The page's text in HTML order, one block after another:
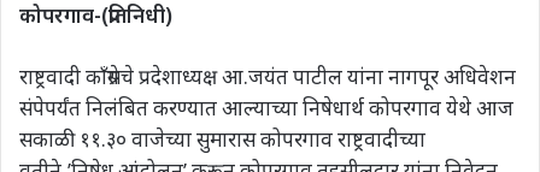
कोपरगाव-(प्रतिनिधी)
राष्ट्रवादी काँग्रेसचे प्रदेशाध्यक्ष आ.जयंत पाटील यांना नागपूर अधिवेशन
संपेपर्यंत निलंबित करण्यात आल्याच्या निषेधार्थ कोपरगाव येथे आज
सकाळी ११.३० वाजेच्या सुमारास कोपरगाव राष्ट्रवादीच्या